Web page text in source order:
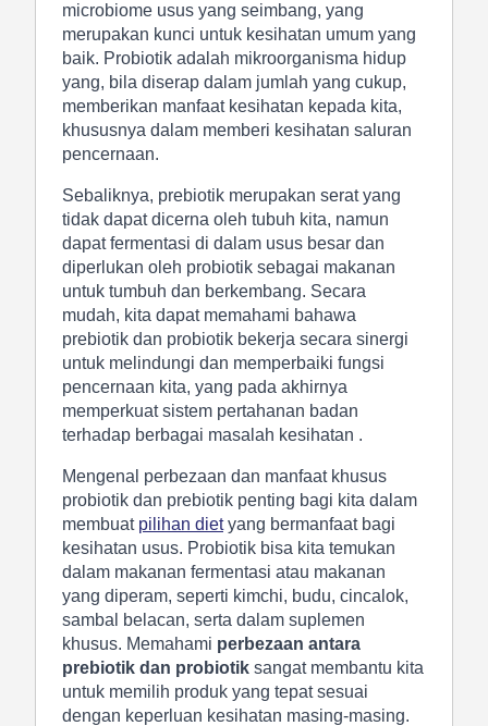
microbiome usus yang seimbang, yang
merupakan kunci untuk kesihatan umum yang
baik. Probiotik adalah mikroorganisma hidup
yang, bila diserap dalam jumlah yang cukup,
memberikan manfaat kesihatan kepada kita,
khususnya dalam memberi kesihatan saluran
pencernaan.
Sebaliknya, prebiotik merupakan serat yang
tidak dapat dicerna oleh tubuh kita, namun
dapat fermentasi di dalam usus besar dan
diperlukan oleh probiotik sebagai makanan
untuk tumbuh dan berkembang. Secara
mudah, kita dapat memahami bahawa
prebiotik dan probiotik bekerja secara sinergi
untuk melindungi dan memperbaiki fungsi
pencernaan kita, yang pada akhirnya
memperkuat sistem pertahanan badan
terhadap berbagai masalah kesihatan .
Mengenal perbezaan dan manfaat khusus
probiotik dan prebiotik penting bagi kita dalam
membuat pilihan dietyang bermanfaat bagi
kesihatan usus. Probiotik bisa kita temukan
dalam makanan fermentasi atau makanan
yang diperam, seperti kimchi, budu, cincalok,
sambal belacan, serta dalam suplemen
khusus. Memahami perbezaan antara
prebiotik dan probiotik sangat membantu kita
untuk memilih produk yang tepat sesuai
dengan keperluan kesihatan masing-masing.